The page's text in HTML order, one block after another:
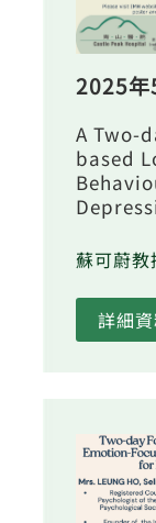
2025年
A Two-
based
蘇可蔚教
詳細